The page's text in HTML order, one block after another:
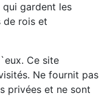
gardent les
de rois et
Ce site
Ne fournit pas
privées et ne sont